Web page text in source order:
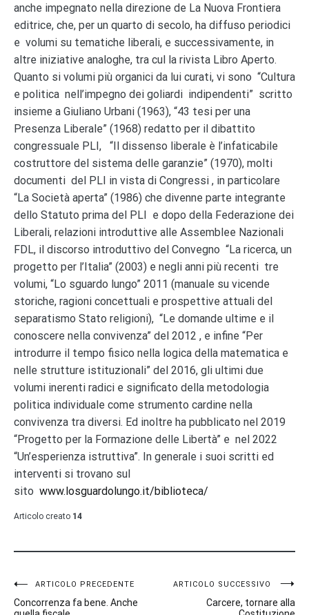
anche impegnato nella direzione de La Nuova Frontiera
editrice, che, per un quarto di secolo, ha diffuso periodici
e volumi su tematiche liberali, e successivamente, in
altre iniziative analoghe, tra cul la rivista Libro Aperto.
Quanto si volumi più organici da lui curati, vi sono “Cultura
e politica nell’impegno dei goliardi indipendenti” scritto
insieme a Giuliano Urbani (1963), “43 tesi per una
Presenza Liberale” (1968) redatto per il dibattito
congressuale PLI, “Il dissenso liberale è l’infaticabile
costruttore del sistema delle garanzie” (1970), molti
documenti del PLI in vista di Congressi , in particolare
“La Società aperta” (1986) che divenne parte integrante
dello Statuto prima del PLI e dopo della Federazione dei
Liberali, relazioni introduttive alle Assemblee Nazionali
FDL, il discorso introduttivo del Convegno “La ricerca, un
progetto per l’Italia” (2003) e negli anni più recenti tre
volumi, “Lo sguardo lungo” 2011 (manuale su vicende
storiche, ragioni concettuali e prospettive attuali del
separatismo Stato religioni), “Le domande ultime e il
conoscere nella convivenza” del 2012 , e infine “Per
introdurre il tempo fisico nella logica della matematica e
nelle strutture istituzionali” del 2016, gli ultimi due
volumi inerenti radici e significato della metodologia
politica individuale come strumento cardine nella
convivenza tra diversi. Ed inoltre ha pubblicato nel 2019
“Progetto per la Formazione delle Libertà” e nel 2022
“Un’esperienza istruttiva”. In generale i suoi scritti ed
interventi si trovano sul
sito www.losguardolungo.it/biblioteca/
Articolo creato 14
Navigazione
ARTICOLO PRECEDENTE
Concorrenza fa bene. Anche
ARTICOLO SUCCESSIVO
Carcere, tornare alla